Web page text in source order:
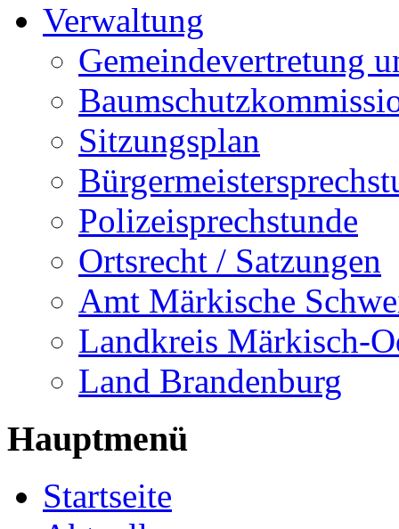
Verwaltung
Gemeindevertretung
Sitzungsplan
Polizeisprechstunde
Ortsrecht / Satzungen
Amt Märkische
Landkreis Märkisch-
Land Brandenburg
Hauptmenü
Startseite